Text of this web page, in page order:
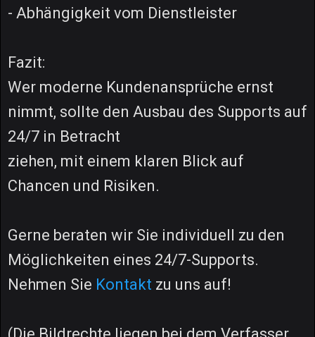
- Abhängigkeit vom Dienstleister
Fazit:
Wer moderne Kundenansprüche ernst
nimmt, sollte den Ausbau des Supports auf
24/7 in Betracht
ziehen, mit einem klaren Blick auf
Chancen und Risiken.
Gerne beraten wir Sie individuell zu den
Möglichkeiten eines 24/7-Supports.
Nehmen Sie Kontakt zu uns auf!